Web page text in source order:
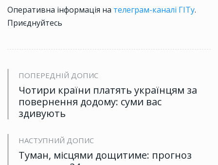
Оперативна інформація на телеграм-каналі ГІТу.
Приєднуйтесь
ПОПЕРЕДНІЙ ДОПИС
Чотири країни платять українцям за
повернення додому: суми вас
здивують
НАСТУПНИЙ ДОПИС
Туман, місцями дощитиме: прогноз